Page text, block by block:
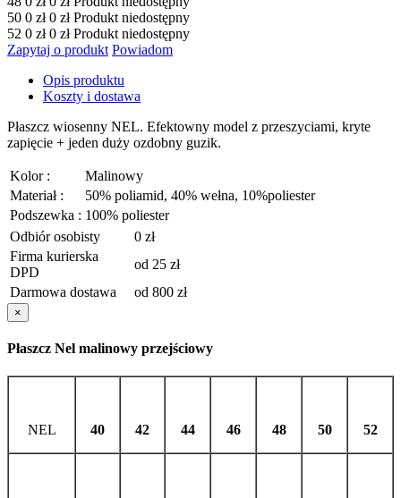
50 0 zł 0 zł Produkt niedostępny
52 0 zł 0 zł Produkt niedostępny
Zapytaj o produkt Powiadom
Opis produktu
Koszty i dostawa
Płaszcz wiosenny NEL. Efektowny model z przeszyciami, kryte
zapięcie + jeden duży ozdobny guzik.
Kolor :
Malinowy
Materiał :
50% poliamid, 40% wełna, 10%poliester
Podszewka : 100% poliester
Odbiór osobisty
0 zł
Firma kurierska
DPD
od 25 zł
Darmowa dostawa
od 800 zł
×
Płaszcz Nel malinowy przejściowy
NEL 40 42 44 46 48 50 52